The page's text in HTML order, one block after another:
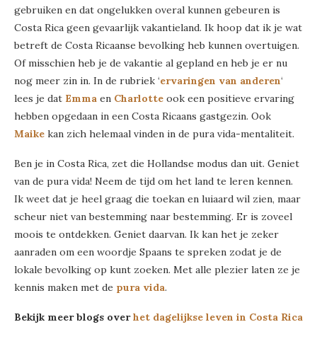
gebruiken en dat ongelukken overal kunnen gebeuren is
Costa Rica geen gevaarlijk vakantieland. Ik hoop dat ik je wat
betreft de Costa Ricaanse bevolking heb kunnen overtuigen.
Of misschien heb je de vakantie al gepland en heb je er nu
nog meer zin in. In de rubriek ‘ervaringen van anderen‘
lees je dat Emma en Charlotte ook een positieve ervaring
hebben opgedaan in een Costa Ricaans gastgezin. Ook
Maike kan zich helemaal vinden in de pura vida-mentaliteit.
Ben je in Costa Rica, zet die Hollandse modus dan uit. Geniet
van de pura vida! Neem de tijd om het land te leren kennen.
Ik weet dat je heel graag die toekan en luiaard wil zien, maar
scheur niet van bestemming naar bestemming. Er is zoveel
moois te ontdekken. Geniet daarvan. Ik kan het je zeker
aanraden om een woordje Spaans te spreken zodat je de
lokale bevolking op kunt zoeken. Met alle plezier laten ze je
kennis maken met de pura vida.
Bekijk meer blogs overhet dagelijkse leven in Costa Rica